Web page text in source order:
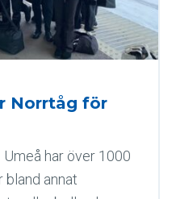
Norrtåg för
har över 1000
annat